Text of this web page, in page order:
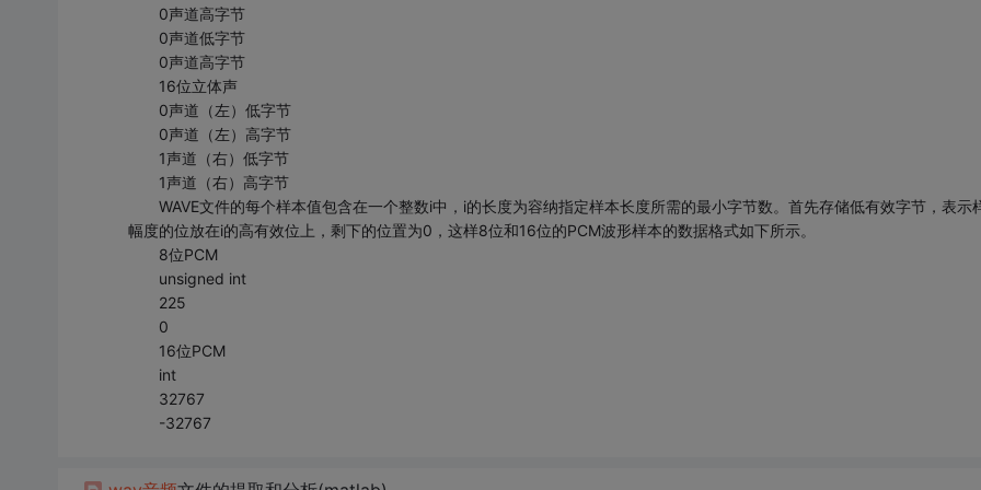
0声道高字节
0声道低字节
0声道高字节
16位立体声
0声道（左）低字节
0声道（左）高字节
1声道（右）低字节
1声道（右）高字节
WAVE文件的每个样本值包含在一个整数i中，i的长度为容纳指定样本长度所需的最小字节数。首先存储低有效字节，表示
幅度的位放在i的高有效位上，剩下的位置为0，这样8位和16位的PCM波形样本的数据格式如下所示。
8位PCM
unsigned int
225
0
16位PCM
int
32767
-32767